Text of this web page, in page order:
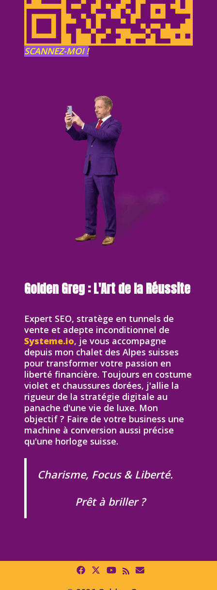
SCANNEZ-MOI !
Golden Greg : L'Art de la Réussite
Expert SEO, stratège en tunnels de
vente et adepte inconditionnel de
Systeme.io, je vous accompagne
depuis mon chalet des Alpes suisses
pour transformer votre passion en
liberté financière. Toujours en costume
violet et chaussures dorées, j'allie la
rigueur de la stratégie digitale au
panache d'une vie de luxe. Mon
objectif ? Faire de votre business une
machine à conversion aussi précise
qu'une horloge suisse.
Charisme, Focus & Liberté.
Prêt à briller ?